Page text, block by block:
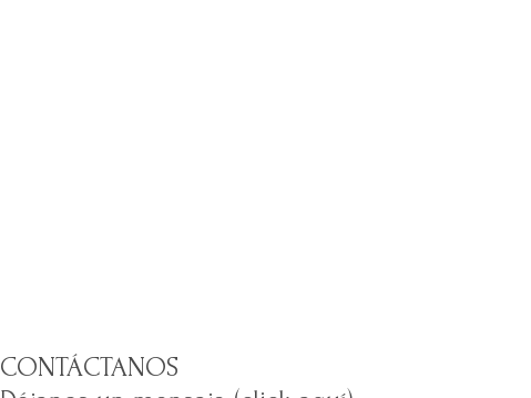
CONTÁCTANOS